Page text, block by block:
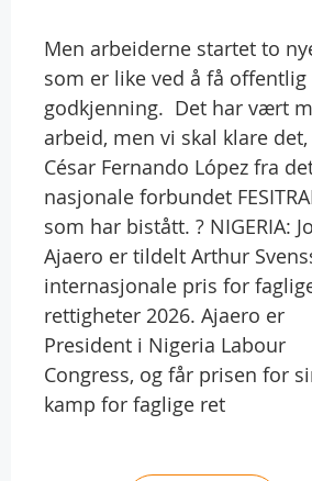
Men arbeiderne startet to
som er like ved å få offentlig
godkjenning.  Det har vært
arbeid, men vi skal klare
César Fernando López fra
nasjonale forbundet
som har bistått. ? NIGERIA:
Ajaero er tildelt Arthur
internasjonale pris for
rettigheter 2026. Ajaero er
President i Nigeria Labour
Congress, og får prisen for
kamp for faglige ret